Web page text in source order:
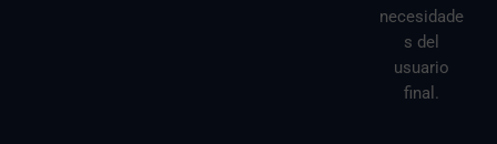
necesidade
s del
usuario
final.